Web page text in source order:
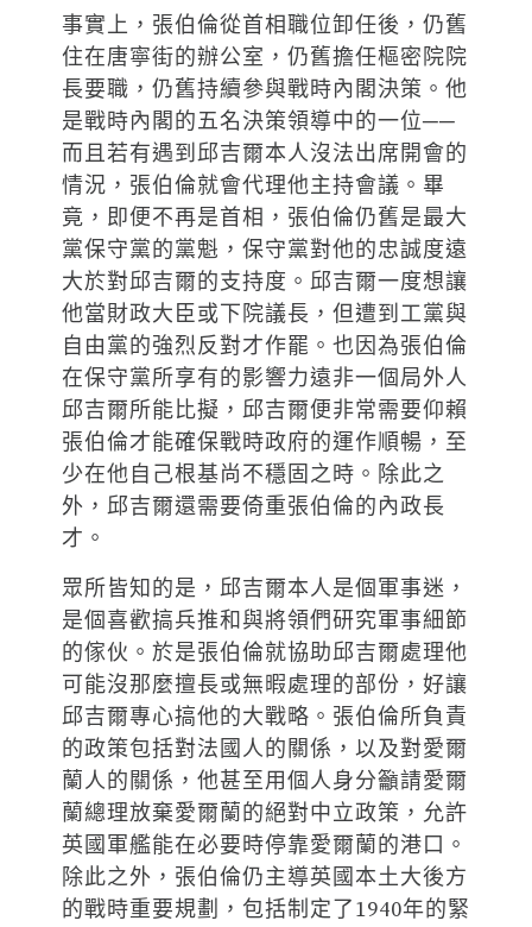
事實上，張伯倫從首相職位卸任後，仍舊
住在唐寧街的辦公室，仍舊擔任樞密院院
長要職，仍舊持續參與戰時內閣決策。他
是戰時內閣的五名決策領導中的一位──
而且若有遇到邱吉爾本人沒法出席開會的
情況，張伯倫就會代理他主持會議。畢
竟，即便不再是首相，張伯倫仍舊是最大
黨保守黨的黨魁，保守黨對他的忠誠度遠
大於對邱吉爾的支持度。邱吉爾一度想讓
他當財政大臣或下院議長，但遭到工黨與
自由黨的強烈反對才作罷。也因為張伯倫
在保守黨所享有的影響力遠非一個局外人
邱吉爾所能比擬，邱吉爾便非常需要仰賴
張伯倫才能確保戰時政府的運作順暢，至
少在他自己根基尚不穩固之時。除此之
外，邱吉爾還需要倚重張伯倫的內政長
才。
眾所皆知的是，邱吉爾本人是個軍事迷，
是個喜歡搞兵推和與將領們研究軍事細節
的傢伙。於是張伯倫就協助邱吉爾處理他
可能沒那麼擅長或無暇處理的部份，好讓
邱吉爾專心搞他的大戰略。張伯倫所負責
的政策包括對法國人的關係，以及對愛爾
蘭人的關係，他甚至用個人身分籲請愛爾
蘭總理放棄愛爾蘭的絕對中立政策，允許
英國軍艦能在必要時停靠愛爾蘭的港口。
除此之外，張伯倫仍主導英國本土大後方
的戰時重要規劃，包括制定了1940年的緊